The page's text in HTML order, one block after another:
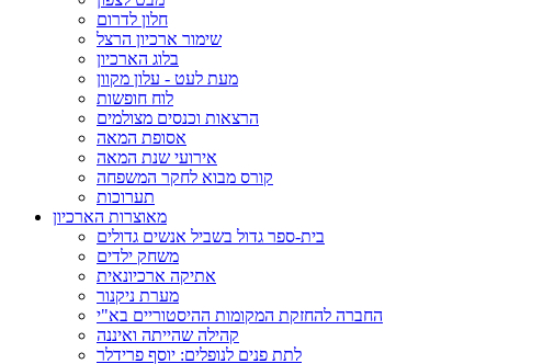
חלון לדרום
שימור ארכיון הרצל
בלוג הארכיון
מעת לעט - עלון מקוון
לוח חופשות
הרצאות וכנסים מצולמים
אסופת המאה
אירועי שנת המאה
קורס מבוא לחקר המשפחה
תערוכות
מאוצרות הארכיון
בית-ספר גדול בשביל אנשים גדולים
משחק ילדים
אתיקה ארכיונאית
מערת ניקנור
החברה להחזקת המקומות ההיסטוריים בא"י
קהילה שהייתה ואיננה
לתת פנים לנופלים: יוסף פרידלר